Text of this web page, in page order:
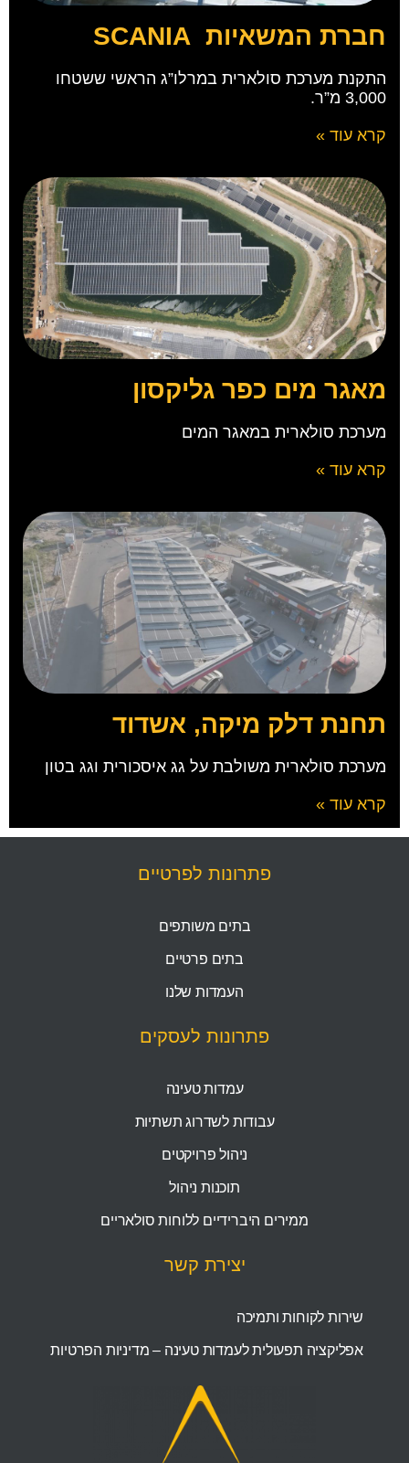
חברת המשאיות SCANIA
התקנת מערכת סולארית במרלו”ג הראשי ששטחו
3,000 מ”ר.
קרא עוד »
מאגר מים כפר גליקסון
מערכת סולארית במאגר המים
קרא עוד »
תחנת דלק מיקה, אשדוד
מערכת סולארית משולבת על גג איסכורית וגג בטון
קרא עוד »
פתרונות לפרטיים
בתים משותפים
בתים פרטיים
העמדות שלנו
פתרונות לעסקים
עמדות טעינה
עבודות לשדרוג תשתיות
ניהול פרויקטים
תוכנות ניהול
ממירים היברידיים ללוחות סולאריים
יצירת קשר
שירות לקוחות ותמיכה
אפליקציה תפעולית לעמדות טעינה – מדיניות הפרטיות